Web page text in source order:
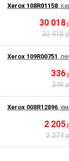
Xerox 108R01158,
30 018
30 918
Xerox 109R00751,
336
348
Xerox 008R12896,
2 205
2 274